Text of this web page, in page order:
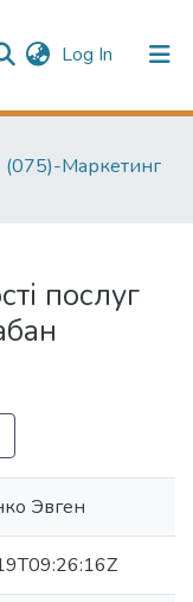
Log In (current)
(075)-Маркетинг
послуг
Эвген